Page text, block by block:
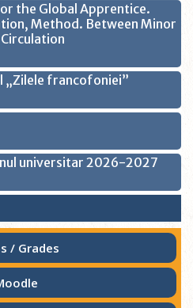
the Global Apprentice.
Method. Between Minor
„Zilele francofoniei”
universitar 2026-2027
/ Grades